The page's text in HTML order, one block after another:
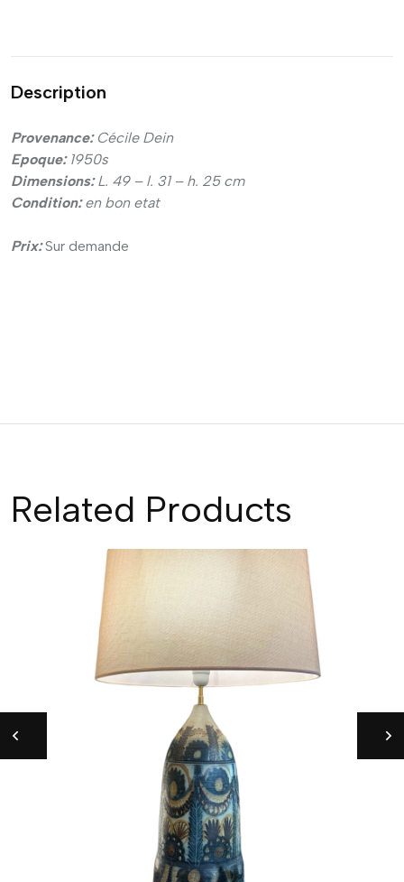
Description
Provenance:Cécile Dein
Epoque: 1950s
Dimensions:L. 49 – l. 31 – h. 25 cm
Condition:en bon etat
Prix: Sur demande
Related Products